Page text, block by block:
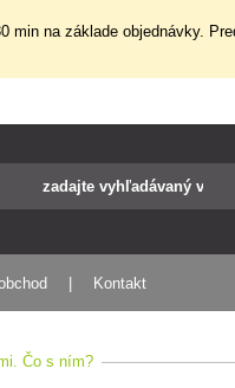
min na základe objednávky.
Kontakt
Čo s ním?